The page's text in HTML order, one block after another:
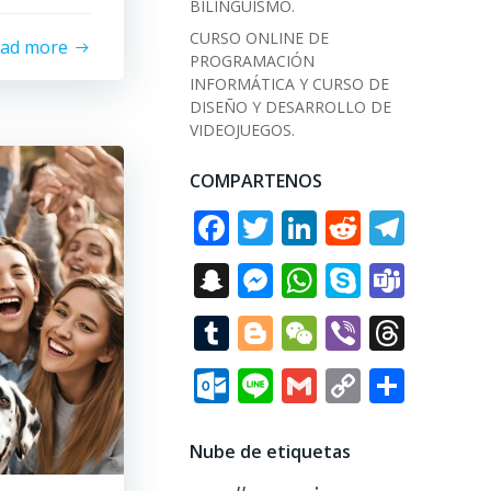
more
BILINGÜISMO.
CURSO ONLINE DE
PROGRAMACIÓN
INFORMÁTICA Y CURSO DE
DISEÑO Y DESARROLLO DE
VIDEOJUEGOS.
COMPARTENOS
Facebook
Twitter
LinkedIn
Reddit
Snapchat
Messenger
WhatsApp
Skype
Tumblr
Blogger
WeChat
Viber
Outlook.com
LineGmail
Copy
Link
Nube de etiquetas